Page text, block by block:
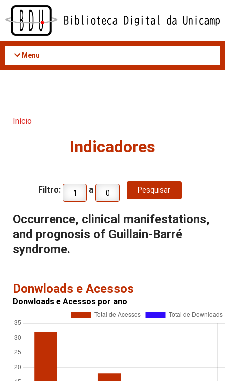
Acessar
conteúdo
Menu
Início
Indicadores
Filtro: a
Occurrence, clinical manifestations,
and prognosis of Guillain-Barré
syndrome.
Donwloads e Acessos
Donwloads e Acessos por ano